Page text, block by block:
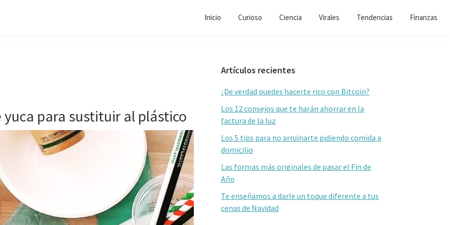
Inicio Curioso Ciencia Virales Tendencias Finanzas
para sustituir al plástico
Barra
lateral
primaria
Artículos recientes
¿De verdad puedes hacerte rico con Bitcoin?
Los 12 consejos que te harán ahorrar en la
factura de la luz
Los 5 tips para no arruinarte pidiendo comida a
domicilio
Las formas más originales de pasar el Fin de
Año
Te enseñamos a darle un toque diferente a tus
cenas de Navidad